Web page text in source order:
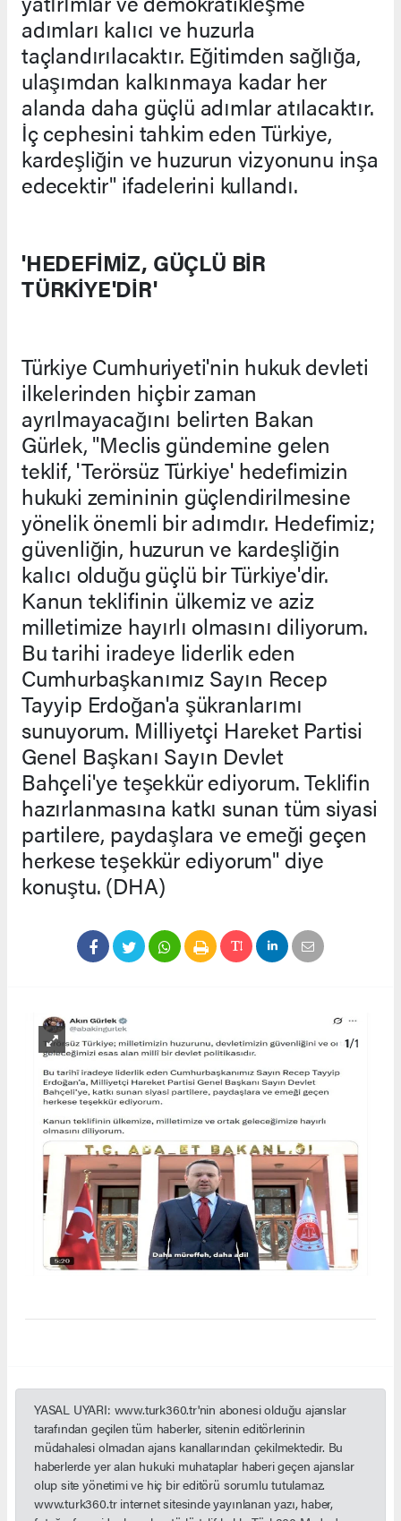
adımları kalıcı ve huzurla
taçlandırılacaktır. Eğitimden sağlığa,
ulaşımdan kalkınmaya kadar her
alanda daha güçlü adımlar atılacaktır.
İç cephesini tahkim eden Türkiye,
kardeşliğin ve huzurun vizyonunu inşa
edecektir" ifadelerini kullandı.
'HEDEFİMİZ, GÜÇLÜ BİR
TÜRKİYE'DİR'
Türkiye Cumhuriyeti'nin hukuk devleti
ilkelerinden hiçbir zaman
ayrılmayacağını belirten Bakan
Gürlek, "Meclis gündemine gelen
teklif, 'Terörsüz Türkiye' hedefimizin
hukuki zemininin güçlendirilmesine
yönelik önemli bir adımdır. Hedefimiz;
güvenliğin, huzurun ve kardeşliğin
kalıcı olduğu güçlü bir Türkiye'dir.
Kanun teklifinin ülkemiz ve aziz
milletimize hayırlı olmasını diliyorum.
Bu tarihi iradeye liderlik eden
Cumhurbaşkanımız Sayın Recep
Tayyip Erdoğan'a şükranlarımı
sunuyorum. Milliyetçi Hareket Partisi
Genel Başkanı Sayın Devlet
Bahçeli'ye teşekkür ediyorum. Teklifin
hazırlanmasına katkı sunan tüm siyasi
partilere, paydaşlara ve emeği geçen
herkese teşekkür ediyorum" diye
konuştu. (DHA)
1/1
YASAL UYARI: www.turk360.tr'nin abonesi olduğu ajanslar
tarafından geçilen tüm haberler, sitenin editörlerinin
müdahalesi olmadan ajans kanallarından çekilmektedir. Bu
haberlerde yer alan hukuki muhataplar haberi geçen ajanslar
olup site yönetimi ve hiç bir editörü sorumlu tutulamaz.
www.turk360.tr internet sitesinde yayınlanan yazı, haber,